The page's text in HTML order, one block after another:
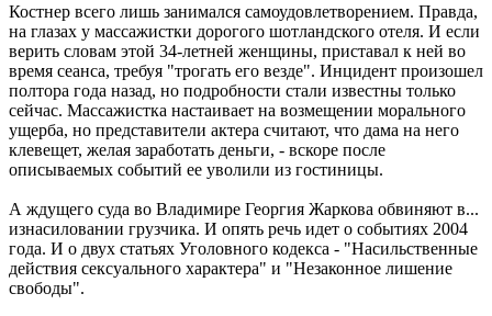
Костнер всего лишь занимался самоудовлетворением. Правда,
на глазах у массажистки дорогого шотландского отеля. И если
верить словам этой 34-летней женщины, приставал к ней во
время сеанса, требуя "трогать его везде". Инцидент произошел
полтора года назад, но подробности стали известны только
сейчас. Массажистка настаивает на возмещении морального
ущерба, но представители актера считают, что дама на него
клевещет, желая заработать деньги, - вскоре после
описываемых событий ее уволили из гостиницы.
А ждущего суда во Владимире Георгия Жаркова обвиняют в...
изнасиловании грузчика. И опять речь идет о событиях 2004
года. И о двух статьях Уголовного кодекса - "Насильственные
действия сексуального характера" и "Незаконное лишение
свободы".